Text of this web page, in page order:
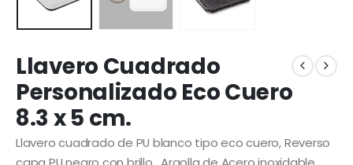
Llavero Cuadrado
Personalizado Eco Cuero
8.3 x 5 cm.
Llavero cuadrado de PU blanco tipo eco cuero, Reverso